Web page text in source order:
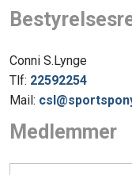
Conni S.Lynge
Tlf: 22592254
Mail:
Medlemmer